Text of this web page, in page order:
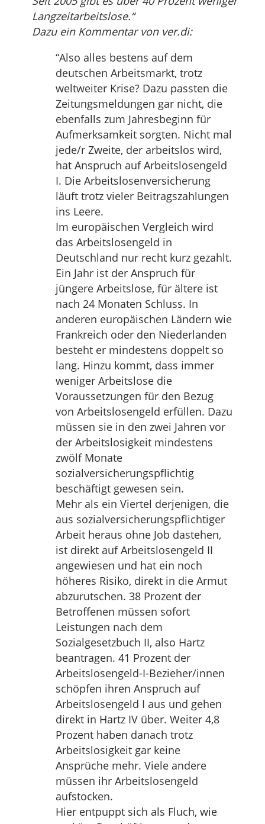
Langzeitarbeitslose.“
Dazu ein Kommentar von ver.di:
“Also alles bestens auf dem
deutschen Arbeitsmarkt, trotz
weltweiter Krise? Dazu passten die
Zeitungsmeldungen gar nicht, die
ebenfalls zum Jahresbeginn für
Aufmerksamkeit sorgten. Nicht mal
jede/r Zweite, der arbeitslos wird,
hat Anspruch auf Arbeitslosengeld
I. Die Arbeitslosenversicherung
läuft trotz vieler Beitragszahlungen
ins Leere.
Im europäischen Vergleich wird
das Arbeitslosengeld in
Deutschland nur recht kurz gezahlt.
Ein Jahr ist der Anspruch für
jüngere Arbeitslose, für ältere ist
nach 24 Monaten Schluss. In
anderen europäischen Ländern wie
Frankreich oder den Niederlanden
besteht er mindestens doppelt so
lang. Hinzu kommt, dass immer
weniger Arbeitslose die
Voraussetzungen für den Bezug
von Arbeitslosengeld erfüllen. Dazu
müssen sie in den zwei Jahren vor
der Arbeitslosigkeit mindestens
zwölf Monate
sozialversicherungspflichtig
beschäftigt gewesen sein.
Mehr als ein Viertel derjenigen, die
aus sozialversicherungspflichtiger
Arbeit heraus ohne Job dastehen,
ist direkt auf Arbeitslosengeld II
angewiesen und hat ein noch
höheres Risiko, direkt in die Armut
abzurutschen. 38 Prozent der
Betroffenen müssen sofort
Leistungen nach dem
Sozialgesetzbuch II, also Hartz
beantragen. 41 Prozent der
Arbeitslosengeld-I-Bezieher/innen
schöpfen ihren Anspruch auf
Arbeitslosengeld I aus und gehen
direkt in Hartz IV über. Weiter 4,8
Prozent haben danach trotz
Arbeitslosigkeit gar keine
Ansprüche mehr. Viele andere
müssen ihr Arbeitslosengeld
aufstocken.
Hier entpuppt sich als Fluch, wie